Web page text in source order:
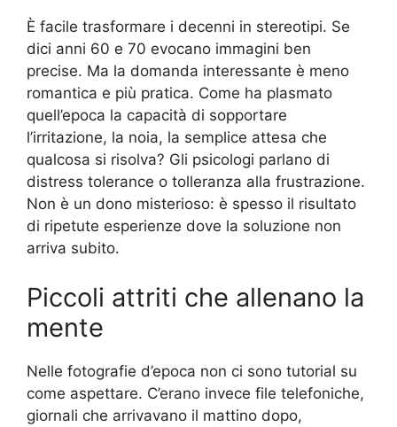
È facile trasformare i decenni in stereotipi. Se
dici anni 60 e 70 evocano immagini ben
precise. Ma la domanda interessante è meno
romantica e più pratica. Come ha plasmato
quell’epoca la capacità di sopportare
l’irritazione, la noia, la semplice attesa che
qualcosa si risolva? Gli psicologi parlano di
distress tolerance o tolleranza alla frustrazione.
Non è un dono misterioso: è spesso il risultato
di ripetute esperienze dove la soluzione non
arriva subito.
Piccoli attriti che allenano la
mente
Nelle fotografie d’epoca non ci sono tutorial su
come aspettare. C’erano invece file telefoniche,
giornali che arrivavano il mattino dopo,